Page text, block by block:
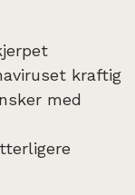
kraftig
med